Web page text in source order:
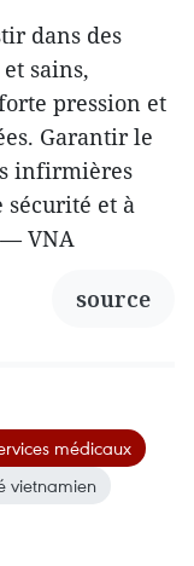
dans des
sains,
pression et
Garantir le
infirmières
et à
VNA
source
médicaux
vietnamien